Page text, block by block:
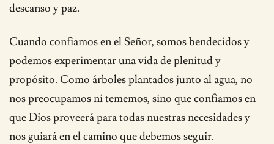
descanso y paz.
Cuando confiamos en el Señor, somos bendecidos y
podemos experimentar una vida de plenitud y
propósito. Como árboles plantados junto al agua, no
nos preocupamos ni tememos, sino que confiamos en
que Dios proveerá para todas nuestras necesidades y
nos guiará en el camino que debemos seguir.